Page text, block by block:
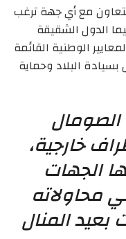
مع أي جهة ترغب
الدول الشقيقة
الوطنية القائمة
البلاد وحماية
خارجية،
الجهات
محاولاته
بعيد المنال